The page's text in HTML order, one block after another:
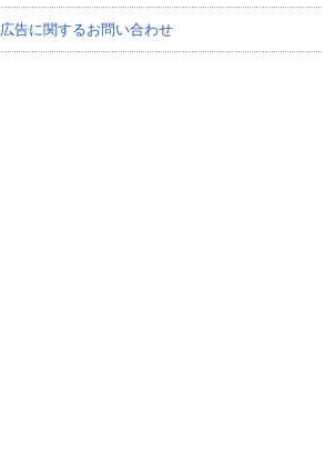
広告に関するお問い合わせ